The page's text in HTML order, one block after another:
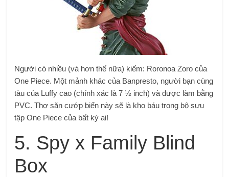
Người có nhiều (và hơn thế nữa) kiếm: Roronoa Zoro của
One Piece. Một mảnh khác của Banpresto, người bạn cùng
tàu của Luffy cao (chính xác là 7 ½ inch) và được làm bằng
PVC.Thợ săn cướp biển này sẽ là kho báu trong bộ sưu
tập One Piece của bất kỳ ai!
5. Spy x Family Blind
Box